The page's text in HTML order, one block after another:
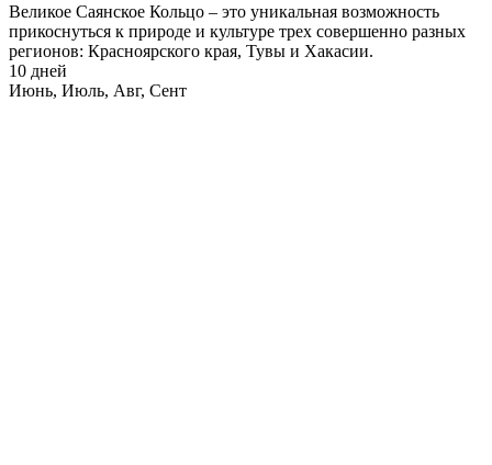
Великое Саянское Кольцо – это уникальная возможность
прикоснуться к природе и культуре трех совершенно разных
регионов: Красноярского края, Тувы и Хакасии.
10 дней
Июнь, Июль, Авг, Сент